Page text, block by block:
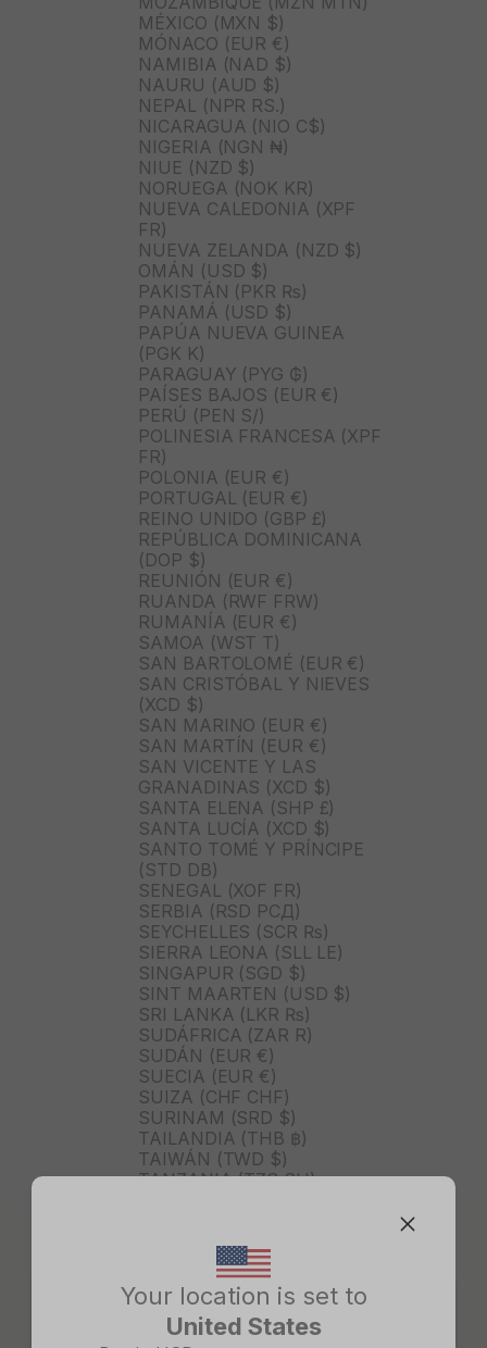
Your location is set to
United States
MÉXICO (MXN $)
MÓNACO (EUR €)
NAMIBIA (NAD $)
NAURU (AUD $)
NEPAL (NPR RS.)
NICARAGUA (NIO C$)
NIGERIA (NGN ₦)
NIUE (NZD $)
NORUEGA (NOK KR)
NUEVA CALEDONIA (XPF
FR)
NUEVA ZELANDA (NZD $)
OMÁN (USD $)
PAKISTÁN (PKR ₨)
PANAMÁ (USD $)
PAPÚA NUEVA GUINEA
(PGK K)
PARAGUAY (PYG ₲)
PAÍSES BAJOS (EUR €)
PERÚ (PEN S/)
POLINESIA FRANCESA (XPF
FR)
POLONIA (EUR €)
PORTUGAL (EUR €)
REINO UNIDO (GBP £)
REPÚBLICA DOMINICANA
(DOP $)
REUNIÓN (EUR €)
RUANDA (RWF FRW)
RUMANÍA (EUR €)
SAMOA (WST T)
SAN BARTOLOMÉ (EUR €)
SAN CRISTÓBAL Y NIEVES
(XCD $)
SAN MARINO (EUR €)
SAN MARTÍN (EUR €)
SAN VICENTE Y LAS
GRANADINAS (XCD $)
SANTA ELENA (SHP £)
SANTA LUCÍA (XCD $)
SANTO TOMÉ Y PRÍNCIPE
(STD DB)
SENEGAL (XOF FR)
SERBIA (RSD РСД)
SEYCHELLES (SCR ₨)
SIERRA LEONA (SLL LE)
SINGAPUR (SGD $)
SINT MAARTEN (USD $)
SRI LANKA (LKR ₨)
SUDÁFRICA (ZAR R)
SUDÁN (EUR €)
SUECIA (EUR €)
SUIZA (CHF CHF)
SURINAM (SRD $)
TAILANDIA (THB ฿)
TAIWÁN (TWD $)
TANZANIA (TZS SH)
TONGA (TOP T$)
TRINIDAD Y TOBAGO (TTD
TURKMENISTÁN (USD $)
TURQUÍA (TRY ₺)